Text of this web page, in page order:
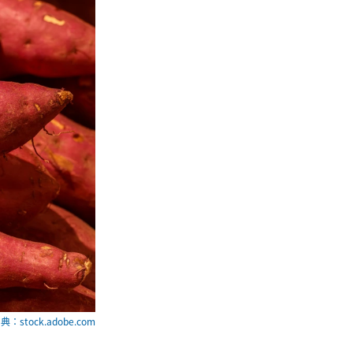
：stock.adobe.com